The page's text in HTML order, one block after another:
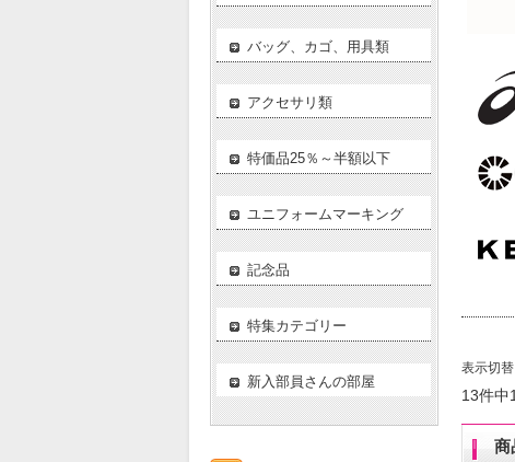
表示切替
13件中
商
バッグ、カゴ、用具類
アクセサリ類
特価品25％～半額以下
ユニフォームマーキング
記念品
特集カテゴリー
新入部員さんの部屋